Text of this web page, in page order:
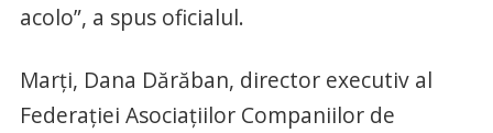
acolo”, a spus oficialul.
Marţi, Dana Dărăban, director executiv al
Federaţiei Asociaţiilor Companiilor de